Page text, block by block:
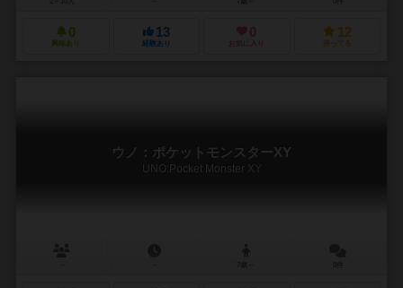
0
興味あり
13
経験あり
0
お気に入り
12
持ってる
ウノ：ポケットモンスターXY
UNO:Pocket Monster XY